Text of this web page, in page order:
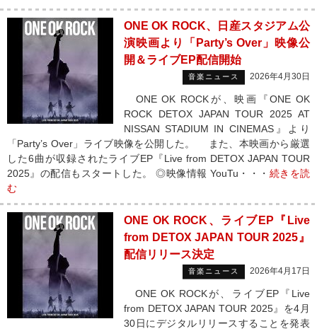
ONE OK ROCK、日産スタジアム公
演映画より「Party’s Over」映像公
開＆ライブEP配信開始
音楽ニュース 2026年4月30日
ONE OK ROCKが、映画『ONE OK
ROCK DETOX JAPAN TOUR 2025 AT
NISSAN STADIUM IN CINEMAS』より
「Party’s Over」ライブ映像を公開した。 また、本映画から厳選
した6曲が収録されたライブEP『Live from DETOX JAPAN TOUR
2025』の配信もスタートした。 ◎映像情報 YouTu・・・ 続きを読
む
ONE OK ROCK、ライブEP『Live
from DETOX JAPAN TOUR 2025』
配信リリース決定
音楽ニュース 2026年4月17日
ONE OK ROCKが、ライブEP『Live
from DETOX JAPAN TOUR 2025』を4月
30日にデジタルリリースすることを発表